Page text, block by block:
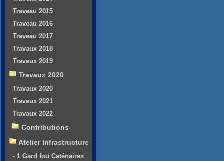
Traveau 2015
Traveau 2016
Traveau 2017
Travaux 2018
Travaux 2019
Travaux 2020
Travaux 2020
Travaux 2021
Travaux 2022
Contributions
Atelier Infrastructure
- 1 Gard fou Caténaires